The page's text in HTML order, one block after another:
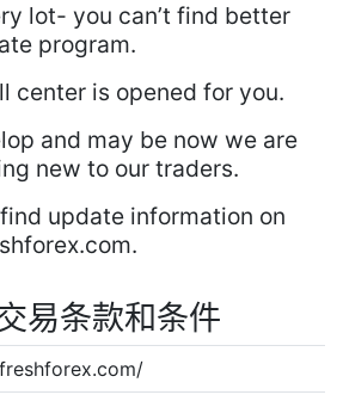
lot- you can’t find better
program.
center is opened for you.
and may be now we are
new to our traders.
update information on
易条款和条件